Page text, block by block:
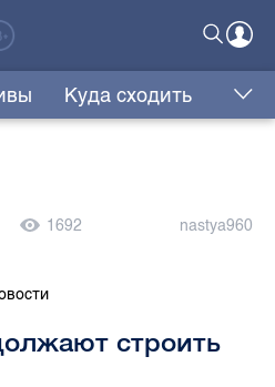
Куда сходить
1692 nastya960
строить